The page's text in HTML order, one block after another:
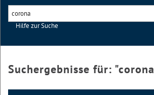
Hilfe zur Suche
Suchergebnisse für: "corona